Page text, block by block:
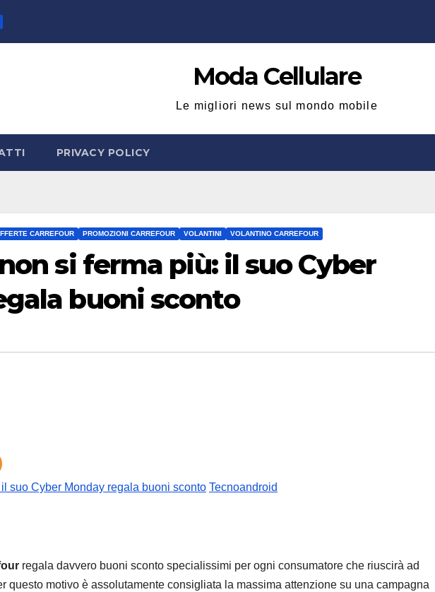
Moda Cellulare
Le migliori news sul mondo mobile
PRIVACY POLICY
CARREFOUR PROMOZIONI CARREFOUR VOLANTINI VOLANTINO CARREFOUR
si ferma più: il suo Cyber
buoni sconto
suo Cyber Monday regala buoni sconto Tecnoandroid
regala davvero buoni sconto specialissimi per ogni consumatore che riuscirà ad
questo motivo è assolutamente consigliata la massima attenzione su una campagna